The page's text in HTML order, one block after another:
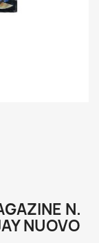
N.
NUOVO